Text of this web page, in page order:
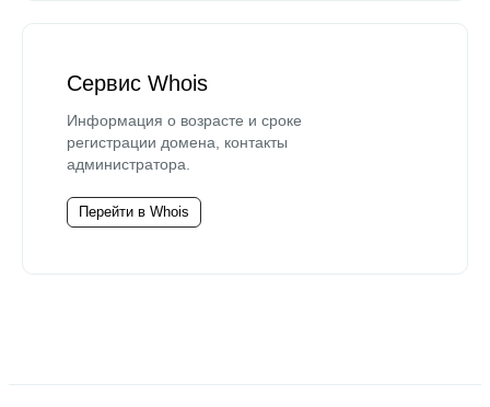
Сервис Whois
Информация о возрасте и сроке
регистрации домена, контакты
администратора.
Перейти в Whois